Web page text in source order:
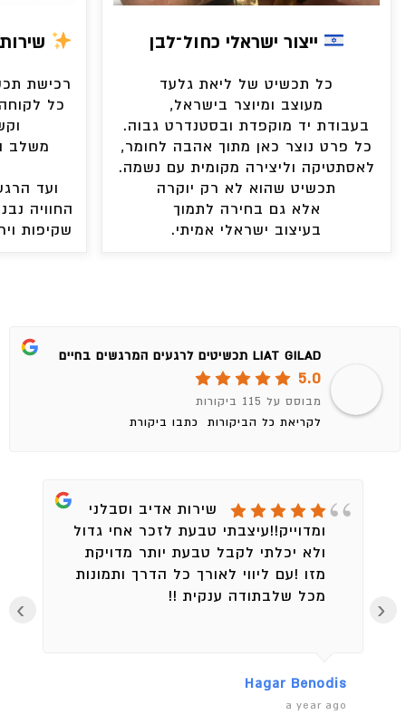
ייצור ישראלי כחול־לבן
כל תכשיט של ליאת גלעד
מעוצב ומיוצר בישראל,
בעבודת יד מוקפדת ובסטנדרט גבוה.
כל פרט נוצר כאן מתוך אהבה לחומר,
לאסתטיקה וליצירה מקומית עם נשמה.
תכשיט שהוא לא רק יוקרה
אלא גם בחירה לתמוך
בעיצוב ישראלי אמיתי.
רכישת
כל
משלב
ועד
החוויה
שקיפות
LIAT GILAD תכשיטים לרגעים המרגשים בחיים
5.0
מבוסס על 115 ביקורות
לקריאת כל הביקורות
כתבו ביקורת
שירות אדיב וסבלני
ומדוייק!!עיצבתי טבעת לזכר אחי גדול
ולא יכלתי לקבל טבעת יותר מדויקת
מזו !עם ליווי לאורך כל הדרך ותמונות
מכל שלבתודה ענקית !!
Hagar Benodis
a year ago
‹
›